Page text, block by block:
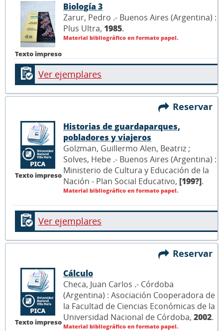
Texto impreso
Biología 3
Zarur, Pedro .- Buenos Aires (Argentina) :
Plus Ultra, 1985.
Material bibliográfico en formato papel.
Ver ejemplares
Reservar
Texto impreso
Historias de guardaparques,
pobladores y viajeros
Golzman, Guillermo Alen, Beatriz ;
Solves, Hebe .- Buenos Aires (Argentina) :
Ministerio de Cultura y Educación de la
Nación - Plan Social Educativo, [199?].
Material bibliográfico en formato papel.
Ver ejemplares
Reservar
Texto impreso
Cálculo
Checa, Juan Carlos .- Córdoba
(Argentina) : Asociación Cooperadora de
la Facultad de Ciencias Económicas de la
Universidad Nacional de Córdoba, 2002.
Material bibliográfico en formato papel.